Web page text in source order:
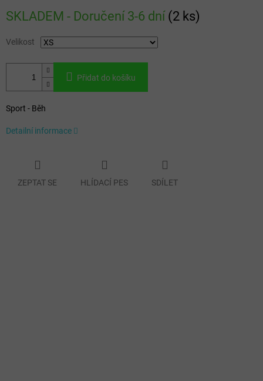
cena:
SKLADEM - Doručení 3-6 dní (2 ks)
Velikost
Přidat do košíku
Sport - Běh
Detailní informace
ZEPTAT SE HLÍDACÍ PES SDÍLET